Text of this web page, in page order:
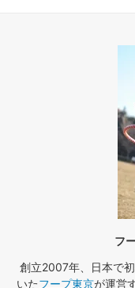
フ
創立2007年、日本で
いたフープ東京が運営